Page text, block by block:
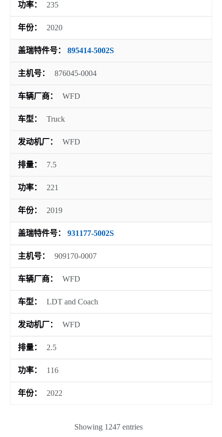
功率： 235
年份： 2020
盖瑞特件号： 895414-5002S
主机号： 876045-0004
车辆厂商： WFD
车型： Truck
发动机厂： WFD
排量： 7.5
功率： 221
年份： 2019
盖瑞特件号： 931177-5002S
主机号： 909170-0007
车辆厂商： WFD
车型： LDT and Coach
发动机厂： WFD
排量： 2.5
功率： 116
年份： 2022
Showing 1247 entries